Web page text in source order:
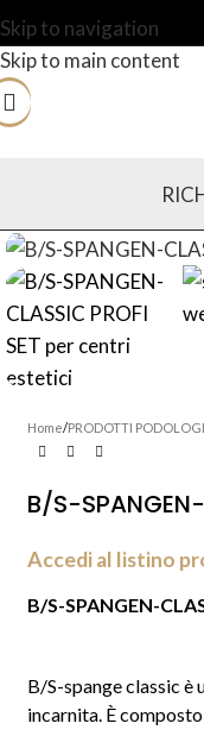
Skip to navigation
Skip to main content
Home PRODOTTI
B/S-SPANGEN-
Accedi al listino
B/S-SPANGEN-
B/S-spange classic
incarnita. È